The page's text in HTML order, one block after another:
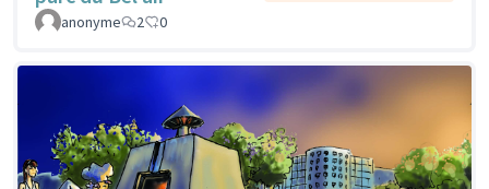
anonyme
2 0